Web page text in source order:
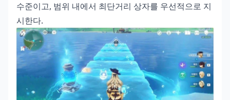
수준이고, 범위 내에서 최단거리 상자를 우선적으로 지
시한다.